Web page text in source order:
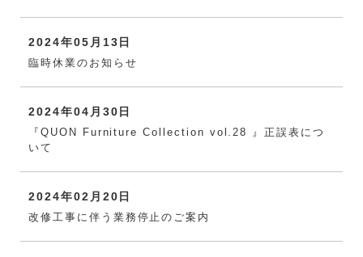
2024年05月13日
臨時休業のお知らせ
2024年04月30日
『QUON Furniture Collection vol.28 』正誤表につ
いて
2024年02月20日
改修工事に伴う業務停止のご案内